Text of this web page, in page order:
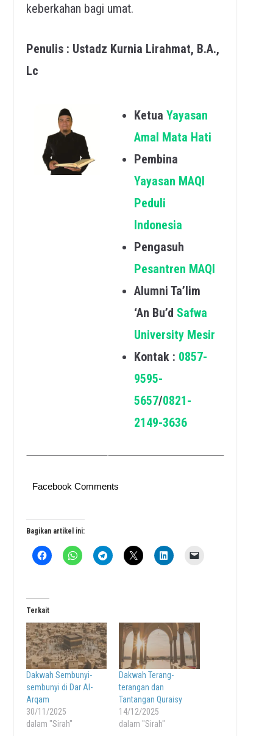
keberkahan bagi umat.
Penulis : Ustadz Kurnia Lirahmat, B.A.,
Lc
Ketua Yayasan
Amal Mata Hati
Pembina
Yayasan MAQI
Peduli
Indonesia
Pengasuh
Pesantren MAQI
Alumni Ta’lim
‘An Bu’d Safwa
University Mesir
Kontak : 0857-
9595-
5657/0821-
2149-3636
Facebook Comments
Bagikan artikel ini:
Terkait
Dakwah Sembunyi-
sembunyi di Dar Al-
Arqam
30/11/2025
dalam "Sirah"
Dakwah Terang-
terangan dan
Tantangan Quraisy
14/12/2025
dalam "Sirah"